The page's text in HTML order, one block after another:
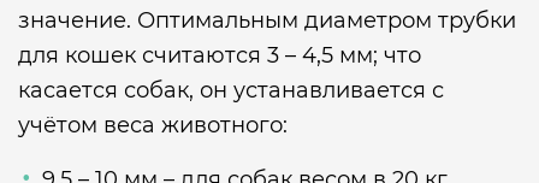
значение. Оптимальным диаметром трубки
для кошек считаются 3 – 4,5 мм; что
касается собак, он устанавливается с
учётом веса животного: